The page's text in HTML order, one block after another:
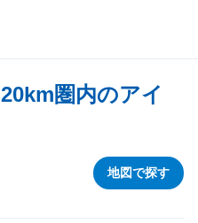
20km圏内のアイ
地図で探す